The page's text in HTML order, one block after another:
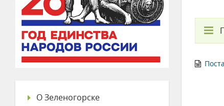
О Зеленогорске